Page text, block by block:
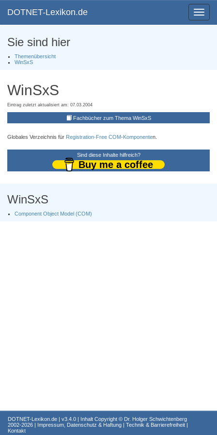
Toggle
DOTNET-Lexikon.de
Sie sind hier
Themenübersicht
WinSxS
WinSxS
Eintrag zuletzt aktualisiert am: 07.03.2004
Fachbücher zum Thema WinSxS
Globales Verzeichnis für Registration-Free COM-Komponenten.
Sind diese Inhalte hilfreich?
Buy me a coffee
WinSxS
Component Object Model (COM)
DOTNET-Lexikon.de | v3.4.0 | Inhalt Copyright © Dr. Holger Schwichtenberg
2002-2026 | Impressum, Datenschutz & Haftung | Technik & Barrierefreiheit |
Kontakt